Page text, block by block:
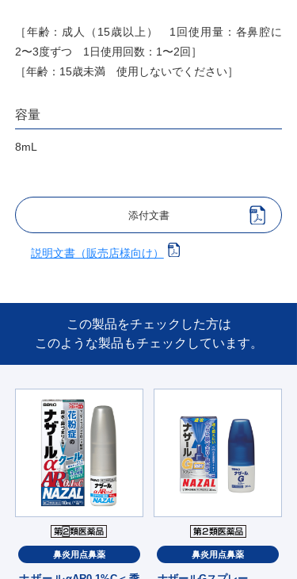
［年齢：成人（15歳以上） 1回使用量：各鼻腔に
2〜3度ずつ 1日使用回数：1〜2回］
［年齢：15歳未満 使用しないでください］
容量
8mL
添付文書
説明文書（販売店様向け）
この製品をチェックした方は
このような製品もチェックしています。
鼻炎用点鼻薬 鼻炎用点鼻薬